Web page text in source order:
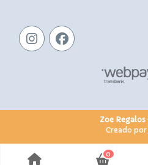
Zoe
Creado por
0